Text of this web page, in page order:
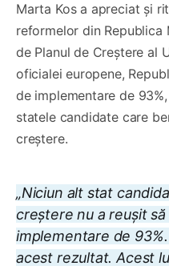
Marta Kos a apreciat și
reformelor din Republica
de Planul de Creștere al
oficialei europene,
de implementare de
statele candidate care
creștere.
„Niciun alt stat
creștere nu a reușit
implementare de
acest rezultat. Acest